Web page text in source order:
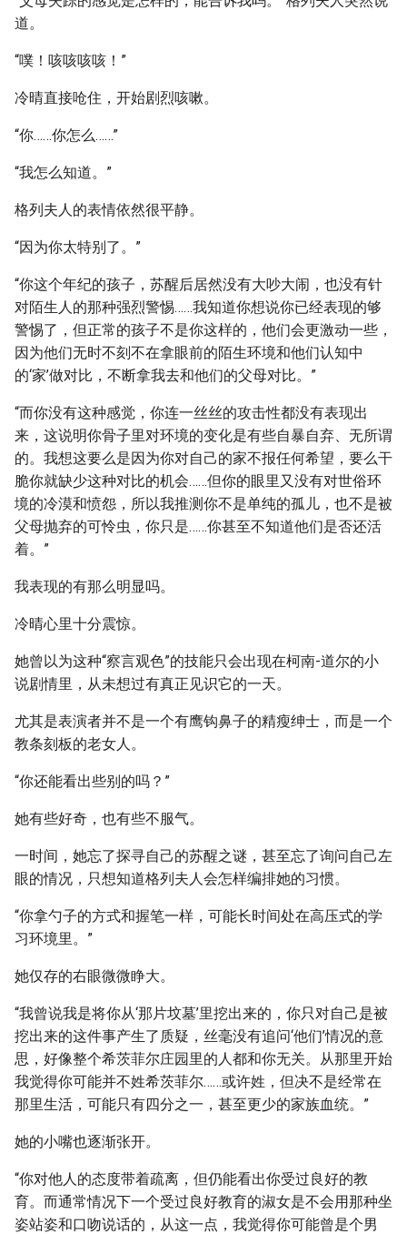
道。
“噗！咳咳咳咳！”
冷晴直接呛住，开始剧烈咳嗽。
“你……你怎么……”
“我怎么知道。”
格列夫人的表情依然很平静。
“因为你太特别了。”
“你这个年纪的孩子，苏醒后居然没有大吵大闹，也没有针
对陌生人的那种强烈警惕……我知道你想说你已经表现的够
警惕了，但正常的孩子不是你这样的，他们会更激动一些，
因为他们无时不刻不在拿眼前的陌生环境和他们认知中
的‘家’做对比，不断拿我去和他们的父母对比。”
“而你没有这种感觉，你连一丝丝的攻击性都没有表现出
来，这说明你骨子里对环境的变化是有些自暴自弃、无所谓
的。我想这要么是因为你对自己的家不报任何希望，要么干
脆你就缺少这种对比的机会……但你的眼里又没有对世俗环
境的冷漠和愤怨，所以我推测你不是单纯的孤儿，也不是被
父母抛弃的可怜虫，你只是……你甚至不知道他们是否还活
着。”
我表现的有那么明显吗。
冷晴心里十分震惊。
她曾以为这种“察言观色”的技能只会出现在柯南-道尔的小
说剧情里，从未想过有真正见识它的一天。
尤其是表演者并不是一个有鹰钩鼻子的精瘦绅士，而是一个
教条刻板的老女人。
“你还能看出些别的吗？”
她有些好奇，也有些不服气。
一时间，她忘了探寻自己的苏醒之谜，甚至忘了询问自己左
眼的情况，只想知道格列夫人会怎样编排她的习惯。
“你拿勺子的方式和握笔一样，可能长时间处在高压式的学
习环境里。”
她仅存的右眼微微睁大。
“我曾说我是将你从‘那片坟墓’里挖出来的，你只对自己是被
挖出来的这件事产生了质疑，丝毫没有追问‘他们’情况的意
思，好像整个希茨菲尔庄园里的人都和你无关。从那里开始
我觉得你可能并不姓希茨菲尔……或许姓，但决不是经常在
那里生活，可能只有四分之一，甚至更少的家族血统。”
她的小嘴也逐渐张开。
“你对他人的态度带着疏离，但仍能看出你受过良好的教
育。而通常情况下一个受过良好教育的淑女是不会用那种坐
姿站姿和口吻说话的，从这一点，我觉得你可能曾是个男